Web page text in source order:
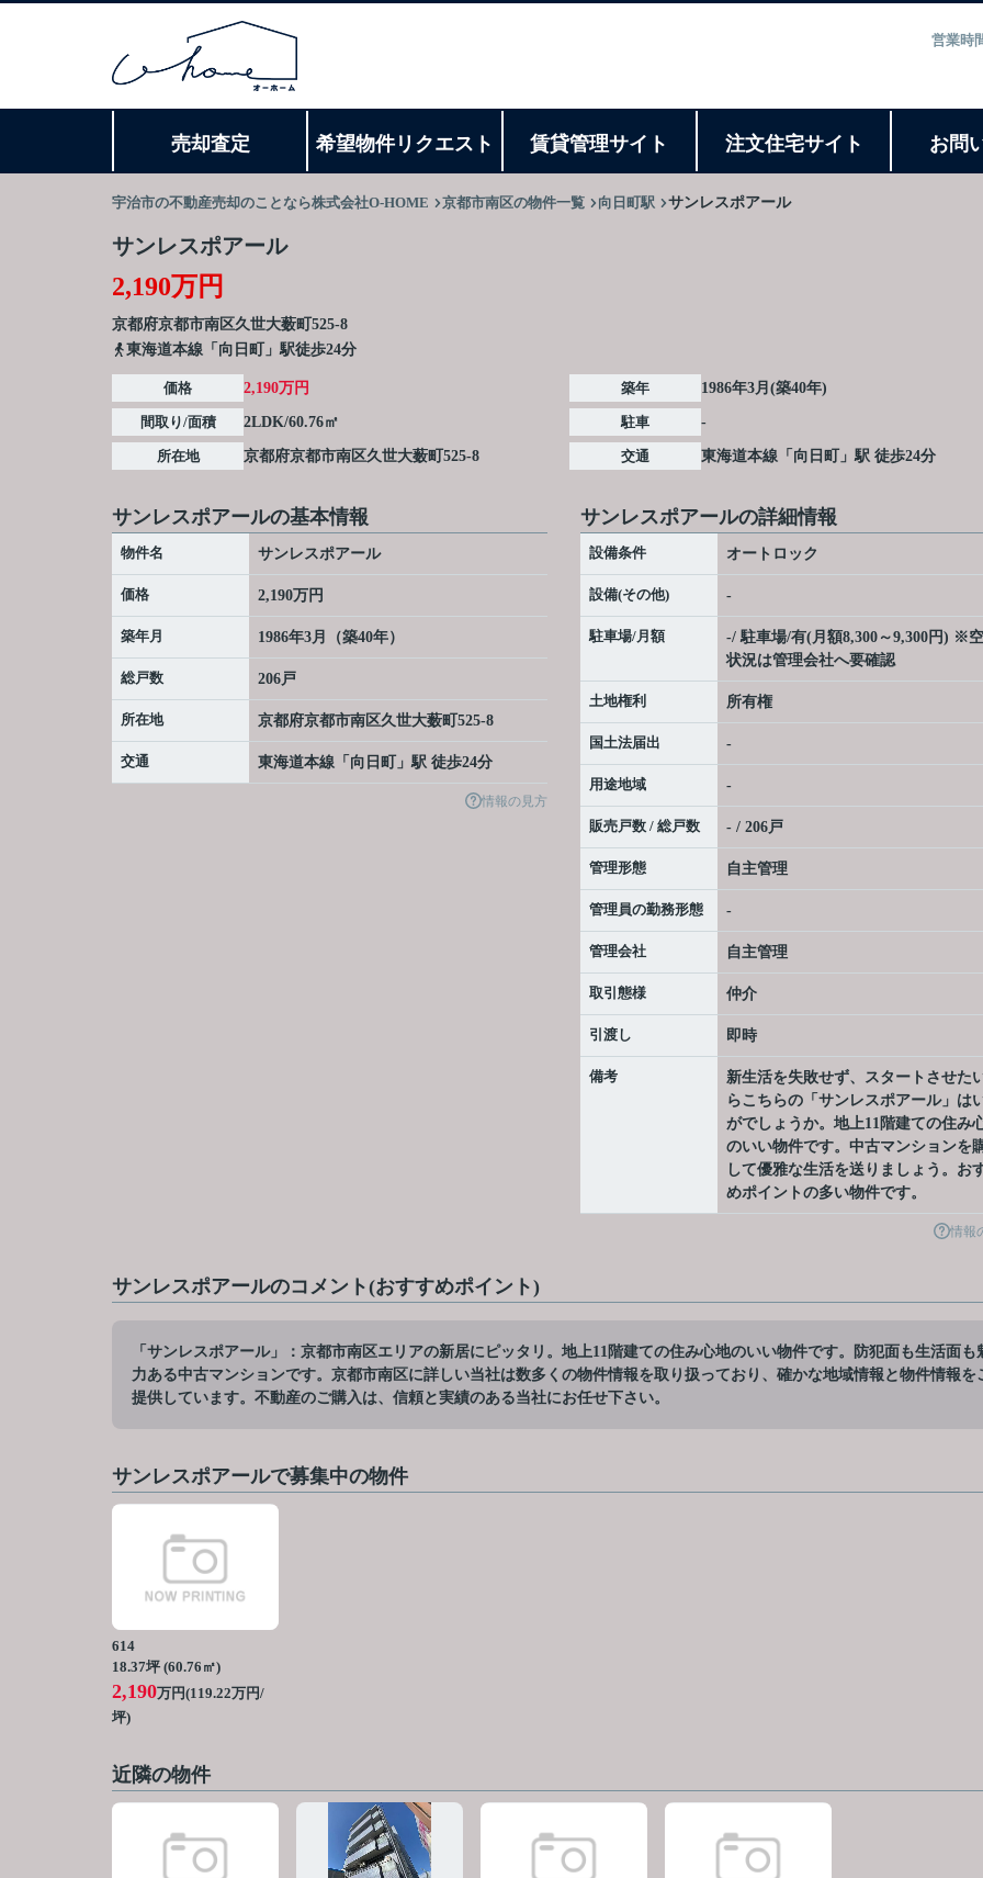
営業時
売却査定 希望物件リクエスト 賃貸管理サイト 注文住宅サイト お問
宇治市の不動産売却のことなら株式会社O-HOME 京都市南区の物件一覧 向日町駅 サンレスポアール
サンレスポアール
2,190万円
京都府京都市南区久世大薮町 525-8
東海道本線「向日町」駅徒歩24分
価格 2,190万円
間取り/面積 2LDK/60.76㎡
所在地 京都府京都市南区久世大薮町 525-8
築年 1986年3月(築40年)
駐車 -
交通 東海道本線 「 向日町 」駅 徒歩24分
サンレスポアールの基本情報
物件名 サンレスポアール
価格 2,190万円
築年月 1986年3月（築40年）
総戸数 206戸
所在地 京都府京都市南区久世大薮町 525-8
交通 東海道本線 「 向日町 」駅 徒歩24分
情報の見方
サンレスポアールの詳細情報
設備条件 オートロック
設備(その他) -
駐車場/月額
-/ 駐車場/有(月額8,300～9,300円) ※
状況は管理会社へ要確認
土地権利 所有権
国土法届出 -
用途地域 -
販売戸数 / 総戸数 - / 206戸
管理形態 自主管理
管理員の勤務形態 -
管理会社 自主管理
取引態様 仲介
引渡し 即時
備考
新生活を失敗せず、スタートさせた
らこちらの「サンレスポアール」は
がでしょうか。地上11階建ての住み
のいい物件です。中古マンションを
して優雅な生活を送りましょう。お
めポイントの多い物件です。
情報
サンレスポアールのコメント(おすすめポイント)
「サンレスポアール」：京都市南区エリアの新居にピッタリ。地上11階建ての住み心地のいい物件です。防犯面も生活面も
力ある中古マンションです。京都市南区に詳しい当社は数多くの物件情報を取り扱っており、確かな地域情報と物件情報を
提供しています。不動産のご購入は、信頼と実績のある当社にお任せ下さい。
サンレスポアールで募集中の物件
614
18.37坪 (60.76㎡)
2,190万円(119.22万円/
坪)
近隣の物件